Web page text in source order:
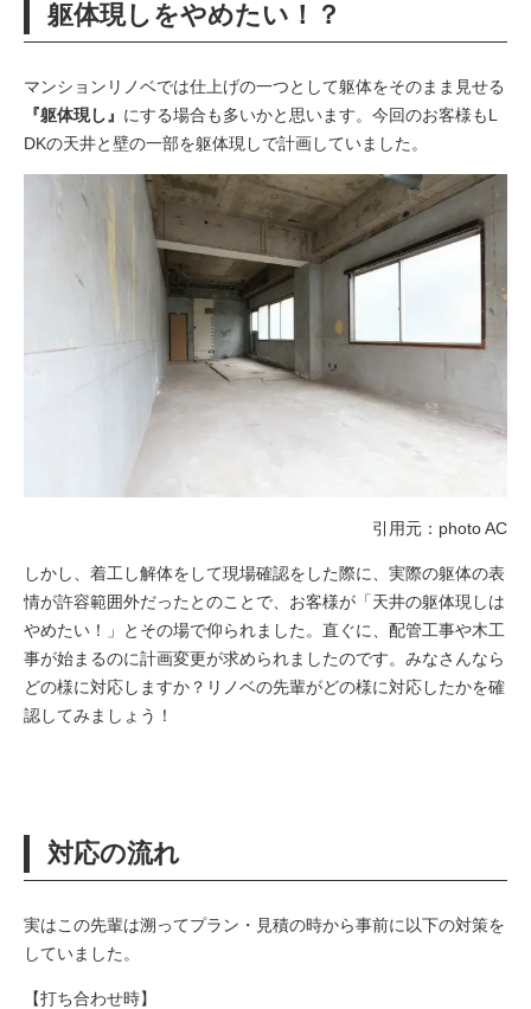
躯体現しをやめたい！？
マンションリノベでは仕上げの一つとして躯体をそのまま見せる
『躯体現し』 にする場合も多いかと思います。今回のお客様もL
DKの天井と壁の一部を躯体現しで計画していました。
引用元：photo AC
しかし、着工し解体をして現場確認をした際に、実際の躯体の表
情が許容範囲外だったとのことで、お客様が「天井の躯体現しは
やめたい！」とその場で仰られました。直ぐに、配管工事や木工
事が始まるのに計画変更が求められましたのです。みなさんなら
どの様に対応しますか？リノベの先輩がどの様に対応したかを確
認してみましょう！
対応の流れ
実はこの先輩は溯ってプラン・見積の時から事前に以下の対策を
していました。
【打ち合わせ時】